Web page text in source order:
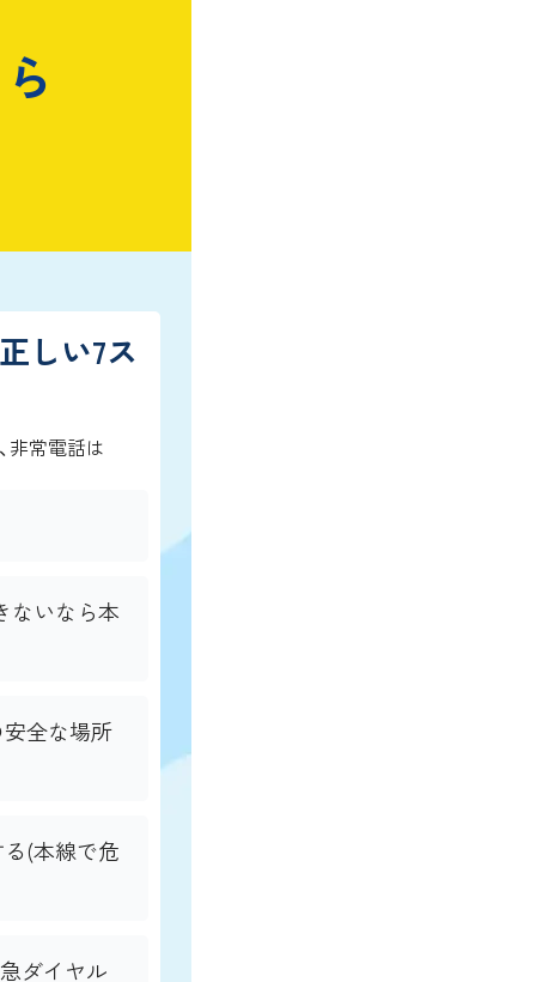
しい7ス
非常電話は
ないなら本
全な場所
(本線で危
ダイヤル